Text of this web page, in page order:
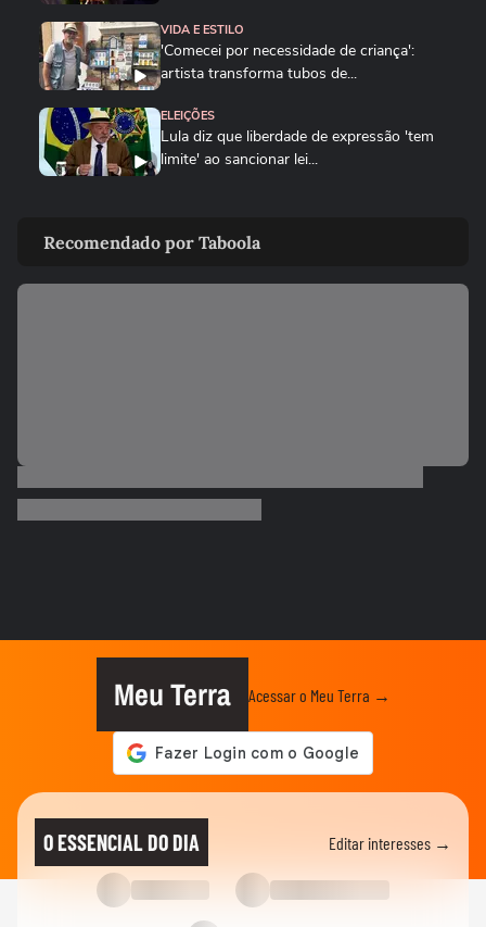
VIDA E ESTILO
'Comecei por necessidade de criança':
artista transforma tubos de...
ELEIÇÕES
Lula diz que liberdade de expressão 'tem
limite' ao sancionar lei...
Gaspar como vice foi...
CIDADES
afeta mais de 100 casas no RS...
Atraso em pedido gera discussão e briga
generalizada entre...
Menina russa se surpreende ao ganhar
doces e bolo em aniversário em SP
VIDA E ESTILO
Menina russa se surpreende ao ganhar
Recomendado por Taboola
Meu Terra Acessar o Meu Terra →
O ESSENCIAL DO DIA Editar interesses →